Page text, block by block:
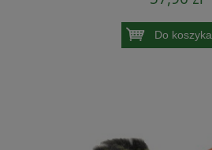
Do koszyka